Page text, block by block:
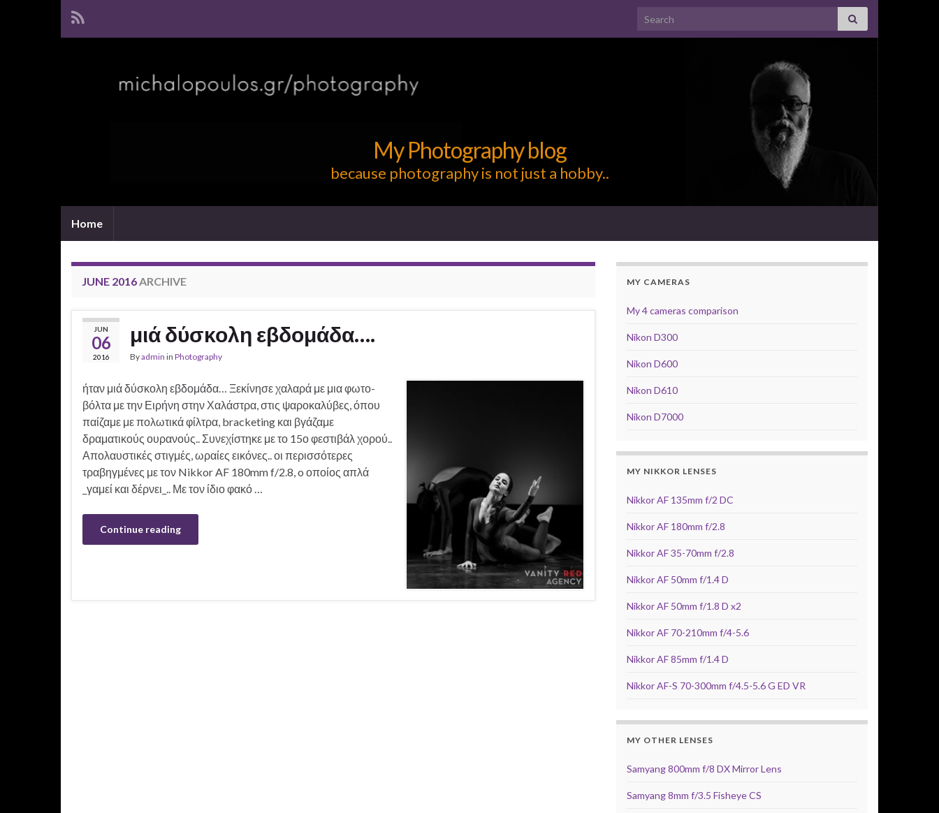
Search for:
My Photography blog
because photography is not just a hobby..
Home
JUNE 2016ARCHIVE
JUN
06
2016
μιά δύσκολη εβδομάδα….
Byadmin in Photography
ήταν μιά δύσκολη εβδομάδα… Ξεκίνησε χαλαρά με μια φωτο-
βόλτα με την Ειρήνη στην Χαλάστρα, στις ψαροκαλύβες, όπου
παίζαμε με πολωτικά φίλτρα, bracketing και βγάζαμε
δραματικούς ουρανούς.. Συνεχίστηκε με το 15ο φεστιβάλ χορού..
Απολαυστικές στιγμές, ωραίες εικόνες.. οι περισσότερες
τραβηγμένες με τον Nikkor AF 180mm f/2.8, o οποίος απλά
_γαμεί και δέρνει_.. Με τον ίδιο φακό …
Continue reading
MY CAMERAS
My 4 cameras comparison
Nikon D300
Nikon D600
Nikon D610
Nikon D7000
MY NIKKOR LENSES
Nikkor AF 135mm f/2 DC
Nikkor AF 180mm f/2.8
Nikkor AF 35-70mm f/2.8
Nikkor AF 50mm f/1.4 D
Nikkor AF 50mm f/1.8 D x2
Nikkor AF 70-210mm f/4-5.6
Nikkor AF 85mm f/1.4 D
Nikkor AF-S 70-300mm f/4.5-5.6 G ED VR
MY OTHER LENSES
Samyang 800mm f/8 DX Mirror Lens
Samyang 8mm f/3.5 Fisheye CS